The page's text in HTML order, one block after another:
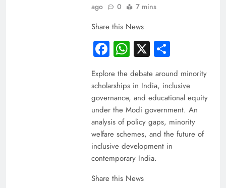
ago
0 7 mins
Share this News
Facebook
WhatsApp
X Share
Explore the debate around minority
scholarships in India, inclusive
governance, and educational equity
under the Modi government. An
analysis of policy gaps, minority
welfare schemes, and the future of
inclusive development in
contemporary India.
Share this News